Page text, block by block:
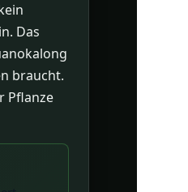
Das
braucht.
Pflanze